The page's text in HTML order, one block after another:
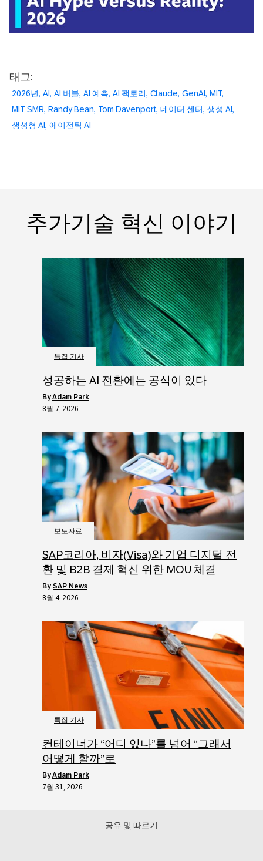
태그:
2026년 AI AI 버블 AI 예측 AI 팩토리 Claude GenAI MIT
MIT SMR Randy Bean Tom Davenport 데이터 센터 생성 AI
생성형 AI 에이전틱 AI
추가기술 혁신 이야기
특집 기사
성공하는 AI 전환에는 공식이 있다
byAdam Park
8월 7, 2026
보도자료
SAP코리아, 비자(Visa)와 기업 디지털 전
환 및 B2B 결제 혁신 위한 MOU 체결
by SAP News
8월 4, 2026
특집 기사
컨테이너가 “어디 있나”를 넘어 “그래서
어떻게 할까”로
byAdam Park
7월 31, 2026
공유 및 따르기